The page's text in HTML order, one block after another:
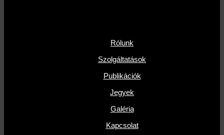
Rólunk
Szolgáltatások
Publikációk
Jegyek
Galéria
Kapcsolat